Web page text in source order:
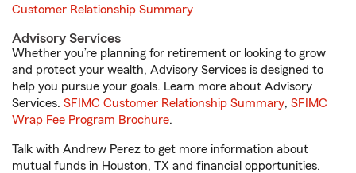
Customer Relationship Summary
Advisory Services
Whether you’re planning for retirement or looking to grow
and protect your wealth, Advisory Services is designed to
help you pursue your goals. Learn more about Advisory
Services. SFIMC Customer Relationship Summary, SFIMC
Wrap Fee Program Brochure.
Talk with Andrew Perez to get more information about
mutual funds in Houston, TX and financial opportunities.